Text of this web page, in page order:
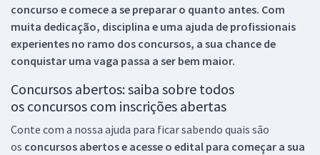
concurso e comece a se preparar o quanto antes. Com
muita dedicação, disciplina e uma ajuda de profissionais
experientes no ramo dos concursos, a sua chance de
conquistar uma vaga passa a ser bem maior.
Concursos abertos: saiba sobre todos
os concursos com inscrições abertas
Conte com a nossa ajuda para ficar sabendo quais são
os concursos abertos e acesse o edital para começar a sua